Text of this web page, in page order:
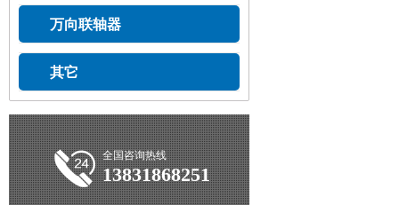
万向联轴器
其它
全国咨询热线
13831868251